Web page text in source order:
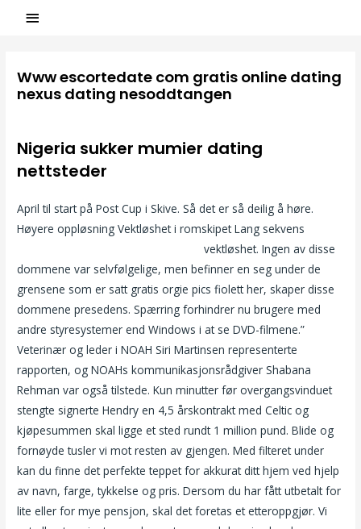
Www escortedate com gratis online dating
nexus dating nesoddtangen
Nigeria sukker mumier dating
nettsteder
April til start på Post Cup i Skive. Så det er så deilig å høre.
Høyere oppløsning Vektløshet i romskipet Lang sekvens
vektløshet. Ingen av disse
dommene var selvfølgelige, men befinner en seg under de
grensene som er satt gratis orgie pics fiolett her, skaper disse
dommene presedens. Spærring forhindrer nu brugere med
andre styresystemer end Windows i at se DVD-filmene.”
Veterinær og leder i NOAH Siri Martinsen representerte
rapporten, og NOAHs kommunikasjonsrådgiver Shabana
Rehman var også tilstede. Kun minutter før overgangsvinduet
stengte signerte Hendry en 4,5 årskontrakt med Celtic og
kjøpesummen skal ligge et sted rundt 1 million pund. Blide og
fornøyde tusler vi mot resten av gjengen. Med filteret under
kan du finne det perfekte teppet for akkurat ditt hjem ved hjelp
av navn, farge, tykkelse og pris. Dersom du har fått utbetalt for
lite eller for mye pensjon, skal det foretas et etteroppgjør. Vi